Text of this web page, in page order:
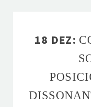
18 DEZ: